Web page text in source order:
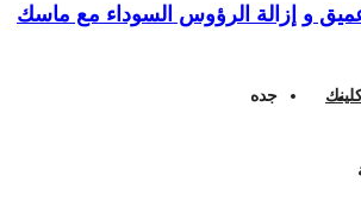
و إزالة الرؤوس السوداء مع ماسك
جده